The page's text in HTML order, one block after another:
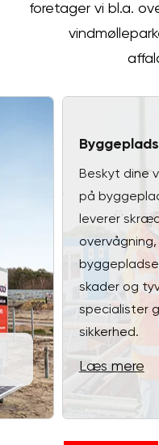
foretager vi bl.a.
Beskyt dine
på
leverer
skader og
specialister
sikkerhed.
Læs mere